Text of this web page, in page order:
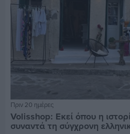
Πριν 20 ημέρες
Volisshop: Εκεί όπου η
συναντά τη σύγχρονη